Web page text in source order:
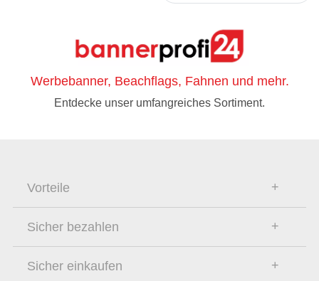
Werbebanner, Beachflags, Fahnen und mehr.
Entdecke unser umfangreiches Sortiment.
Vorteile
Sicher bezahlen
Sicher einkaufen